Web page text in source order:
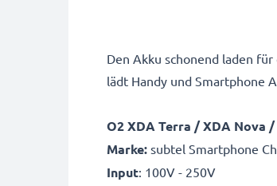
Den Akku schonend laden
lädt Handy und Smartphone
O2 XDA Terra / XDA Nova
Marke: subtel Smartphone
Input: 100V - 250V